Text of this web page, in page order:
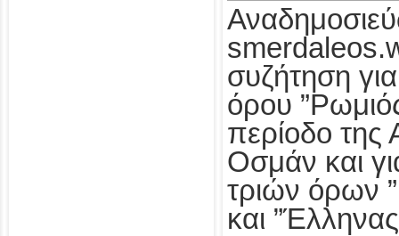
συζήτηση
όρου
περίοδο της
Οσμάν και
τριών όρων
και